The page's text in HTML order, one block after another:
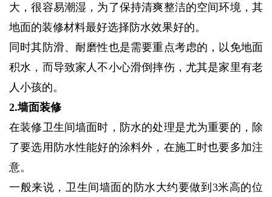
大，很容易潮湿，为了保持清爽整洁的空间环境，其
地面的装修材料最好选择防水效果好的。
同时其防滑、耐磨性也是需要重点考虑的，以免地面
积水，而导致家人不小心滑倒摔伤，尤其是家里有老
人小孩的。
2.墙面装修
在装修卫生间墙面时，防水的处理是尤为重要的，除
了要选用防水性能好的涂料外，在施工时也要多加注
意。
一般来说，卫生间墙面的防水大约要做到3米高的位